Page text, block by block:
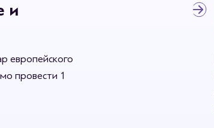
и
европейского
провести 1